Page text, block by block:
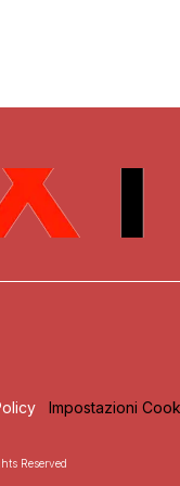
Impostazioni
Reserved